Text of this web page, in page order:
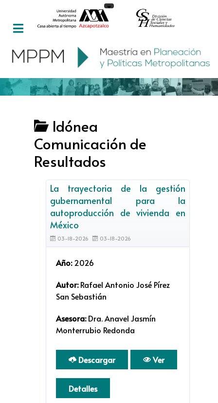
Idónea
Comunicación de
Resultados
La trayectoria de la gestión
gubernamental para la
autoproducción de vivienda en
México
03-18-2026 03-18-2026
Año:2026
Autor:Rafael Antonio José Pírez
San Sebastián
Asesora:Dra. Anavel Jasmín
Monterrubio Redonda
Descargar Ver
Detalles